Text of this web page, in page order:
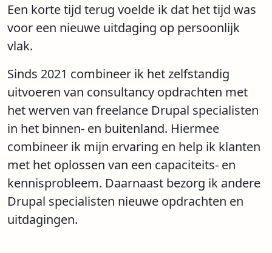
Een korte tijd terug voelde ik dat het tijd was
voor een nieuwe uitdaging op persoonlijk
vlak.
Sinds 2021 combineer ik het zelfstandig
uitvoeren van consultancy opdrachten met
het werven van freelance Drupal specialisten
in het binnen- en buitenland. Hiermee
combineer ik mijn ervaring en help ik klanten
met het oplossen van een capaciteits- en
kennisprobleem. Daarnaast bezorg ik andere
Drupal specialisten nieuwe opdrachten en
uitdagingen.